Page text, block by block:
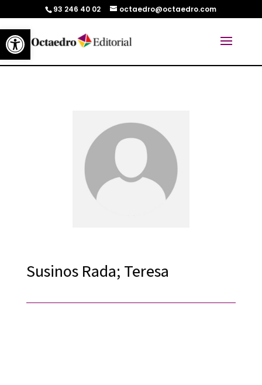
Abrir barra de herramientas
93 246 40 02 octaedro@octaedro.com
Susinos Rada; Teresa